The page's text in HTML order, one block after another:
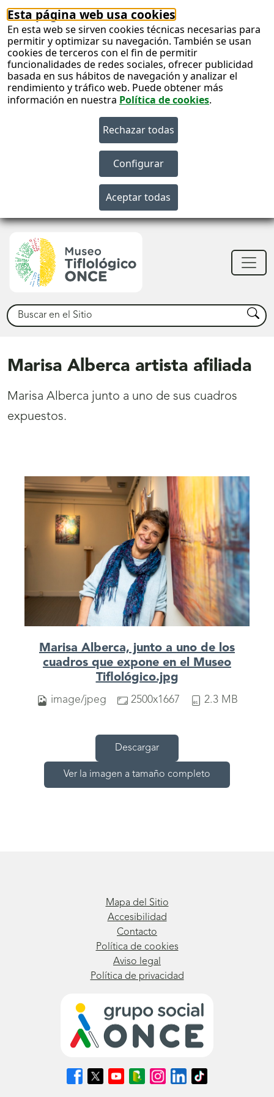
Esta página web usa cookies
En esta web se sirven cookies técnicas necesarias para
permitir y optimizar su navegación. También se usan
cookies de terceros con el fin de permitir
funcionalidades de redes sociales, ofrecer publicidad
basada en sus hábitos de navegación y analizar el
rendimiento y tráfico web. Puede obtener más
información en nuestra Política de cookies.
Buscar Buscar
Marisa Alberca artista afiliada
Marisa Alberca junto a uno de sus cuadros
expuestos.
Marisa Alberca, junto a uno de los
cuadros que expone en el Museo
Tiflológico.jpg
image/jpeg 2500x1667 2.3 MB
Descargar
Ver la imagen a tamaño completo
Mapa del Sitio
Accesibilidad
Contacto
Política de cookies
Aviso legal
Política de privacidad
Síguenos
en
Síguenos
en
Síguenos
en
Síguenos
en
Síguenos
en
Síguenos
en
Síguenos
en